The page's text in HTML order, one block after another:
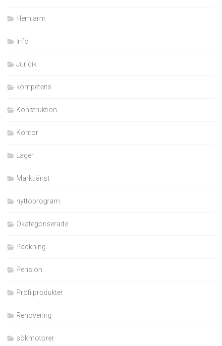
Hemlarm
Info
Juridik
kompetens
Konstruktion
Kontor
Lager
Marktjänst
nyttoprogram
Okategoriserade
Packning
Pension
Profilprodukter
Renovering
sökmotorer